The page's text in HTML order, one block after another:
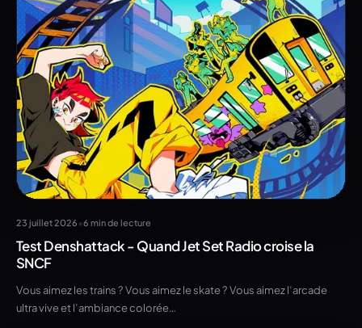
23 juillet 2026 •6 min de lecture
Test Denshattack - Quand Jet Set Radio croise la
SNCF
Vous aimez les trains ? Vous aimez le skate ? Vous aimez l’arcade
ultra vive et l’ambiance colorée…